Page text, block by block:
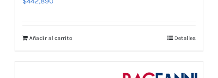
Añadir al carrito Detalles